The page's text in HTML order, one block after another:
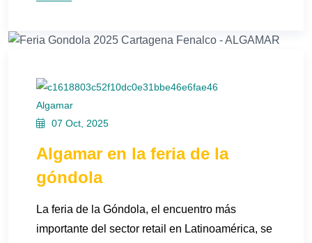
Algamar
07 Oct, 2025
Algamar en la feria de la
góndola
La feria de la Góndola, el encuentro más
importante del sector retail en Latinoamérica, se